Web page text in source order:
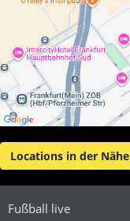
Locations in der Nähe
Fußball live